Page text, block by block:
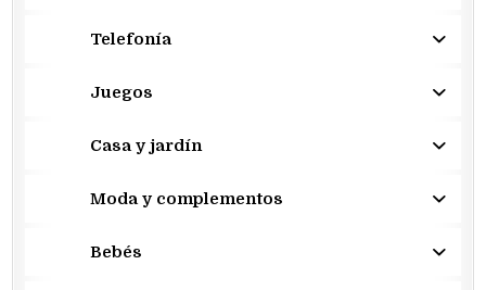
Telefonía
Juegos
Casa y jardín
Moda y complementos
Bebés